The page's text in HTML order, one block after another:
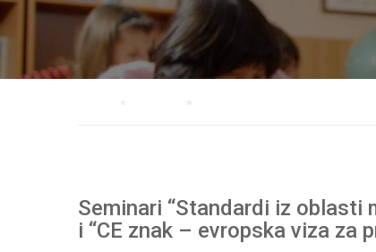
Seminari “Standardi iz
i “CE znak – evropska viza za